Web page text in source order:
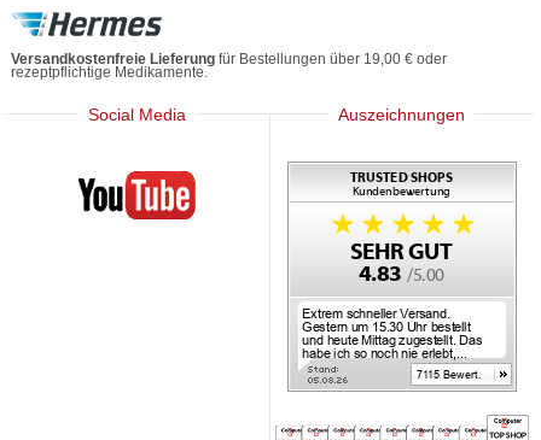
Versandkostenfreie Lieferung für Bestellungen über 19,00 € oder
rezeptpflichtige Medikamente.
Social Media
Mediherz
Auszeichnungen